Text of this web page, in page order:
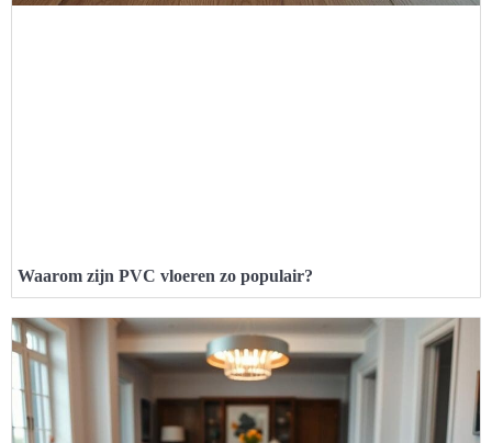
Waarom zijn PVC vloeren zo populair?